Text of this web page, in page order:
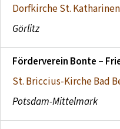
Dorfkirche St.
Görlitz
Förderverein Bonte –
St. Briccius-Kirche Bad
Potsdam-Mittelmark